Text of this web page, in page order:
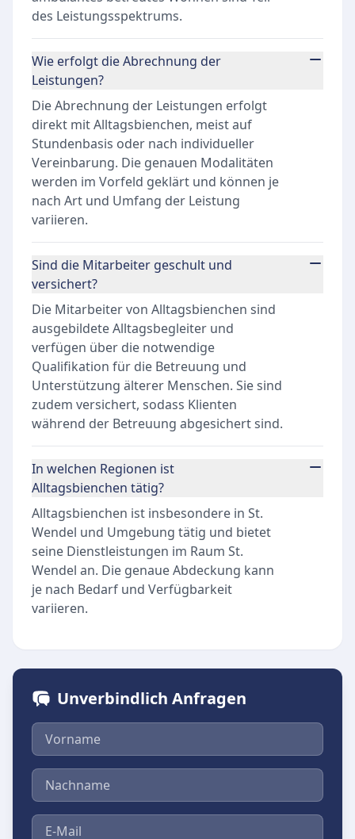
des Leistungsspektrums.
Wie erfolgt die Abrechnung der
Leistungen?
Die Abrechnung der Leistungen erfolgt
direkt mit Alltagsbienchen, meist auf
Stundenbasis oder nach individueller
Vereinbarung. Die genauen Modalitäten
werden im Vorfeld geklärt und können je
nach Art und Umfang der Leistung
variieren.
Sind die Mitarbeiter geschult und
versichert?
Die Mitarbeiter von Alltagsbienchen sind
ausgebildete Alltagsbegleiter und
verfügen über die notwendige
Qualifikation für die Betreuung und
Unterstützung älterer Menschen. Sie sind
zudem versichert, sodass Klienten
während der Betreuung abgesichert sind.
In welchen Regionen ist
Alltagsbienchen tätig?
Alltagsbienchen ist insbesondere in St.
Wendel und Umgebung tätig und bietet
seine Dienstleistungen im Raum St.
Wendel an. Die genaue Abdeckung kann
je nach Bedarf und Verfügbarkeit
variieren.
Unverbindlich Anfragen
Vorname
Nachname
E-Mail